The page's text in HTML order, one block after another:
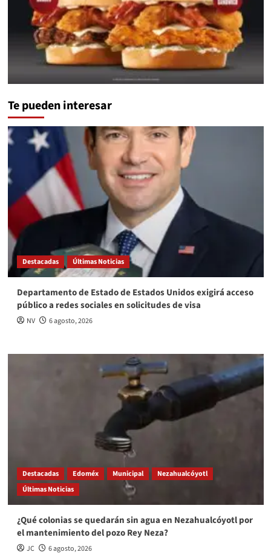
Te pueden interesar
Destacadas Últimas Noticias
Departamento de Estado de Estados Unidos exigirá acceso
público a redes sociales en solicitudes de visa
NV 6 agosto, 2026
Destacadas Edoméx Municipal
Nezahualcóyotl
Últimas Noticias
¿Qué colonias se quedarán sin agua en Nezahualcóyotl por
el mantenimiento del pozo Rey Neza?
JC 6 agosto, 2026